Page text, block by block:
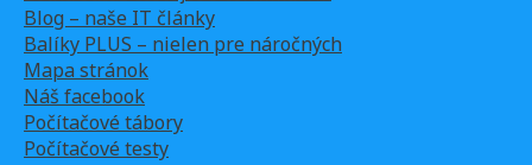
Blog – naše IT články
Balíky PLUS – nielen pre náročných
Mapa stránok
Náš facebook
Počítačové tábory
Počítačové testy